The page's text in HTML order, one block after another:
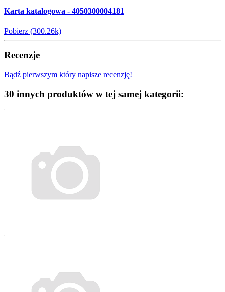
Karta katalogowa - 4050300004181
Pobierz (300.26k)
Recenzje
Bądź pierwszym który napisze recenzję!
30 innych produktów w tej samej kategorii: